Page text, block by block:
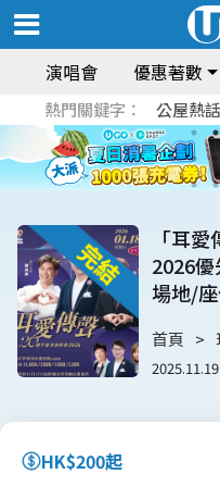
演唱會 優惠著數
熱門關鍵字： 公屋熱話
「耳
2026
場地/
首頁
2025.11.19
HK$200起